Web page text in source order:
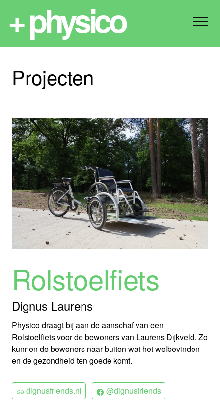
+ physico
Projecten
Rolstoelfiets
Dignus Laurens
Physico draagt bij aan de aanschaf van een
Rolstoelfiets voor de bewoners van Laurens Dijkveld. Zo
kunnen de bewoners naar buiten wat het welbevinden
en de gezondheid ten goede komt.
dignusfriends.nl @dignusfriends